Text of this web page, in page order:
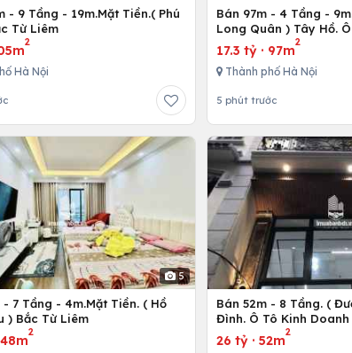
- 9 Tầng - 19m.Mặt Tiền.( Phú
Từ Liêm
2
Hà Nội
Bán 97m - 4 Tầng -
Long Quân ) Tây Hồ.
17.3 tỷ· 97m
2
Thành phố Hà Nội
5 phút trước
5
- 7 Tầng - 4m.Mặt Tiền. ( Hồ
) Bắc Từ Liêm
48m
2
Bán 52m - 8 Tầng. (
Đình. Ô Tô Kinh Doanh
26 tỷ· 52m
2